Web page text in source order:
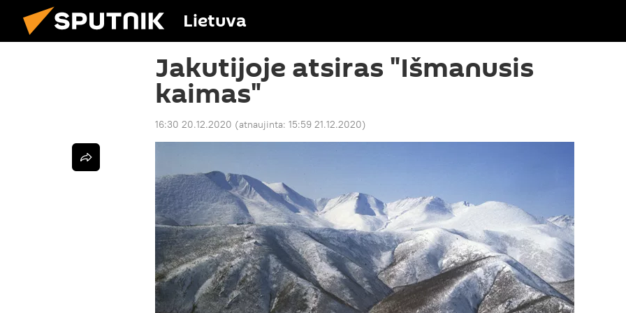
Lietuva
Jakutijoje atsiras "Išmanusis
kaimas"
16:30 20.12.2020 (atnaujinta: 15:59 21.12.2020)